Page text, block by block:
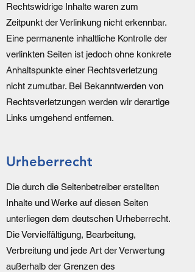
Rechtswidrige Inhalte waren zum
Zeitpunkt der Verlinkung nicht erkennbar.
Eine permanente inhaltliche Kontrolle der
verlinkten Seiten ist jedoch ohne konkrete
Anhaltspunkte einer Rechtsverletzung
nicht zumutbar. Bei Bekanntwerden von
Rechtsverletzungen werden wir derartige
Links umgehend entfernen.
Urheberrecht
Die durch die Seitenbetreiber erstellten
Inhalte und Werke auf diesen Seiten
unterliegen dem deutschen Urheberrecht.
Die Vervielfältigung, Bearbeitung,
Verbreitung und jede Art der Verwertung
außerhalb der Grenzen des